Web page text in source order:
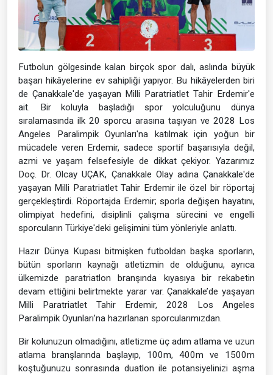
Futbolun gölgesinde kalan birçok spor dalı, aslında büyük
başarı hikâyelerine ev sahipliği yapıyor. Bu hikâyelerden biri
de Çanakkale'de yaşayan Milli Paratriatlet Tahir Erdemir'e
ait. Bir koluyla başladığı spor yolculuğunu dünya
sıralamasında ilk 20 sporcu arasına taşıyan ve 2028 Los
Angeles Paralimpik Oyunları'na katılmak için yoğun bir
mücadele veren Erdemir, sadece sportif başarısıyla değil,
azmi ve yaşam felsefesiyle de dikkat çekiyor. Yazarımız
Doç. Dr. Olcay UÇAK, Çanakkale Olay adına Çanakkale'de
yaşayan Milli Paratriatlet Tahir Erdemir ile özel bir röportaj
gerçekleştirdi. Röportajda Erdemir; sporla değişen hayatını,
olimpiyat hedefini, disiplinli çalışma sürecini ve engelli
sporcuların Türkiye'deki gelişimini tüm yönleriyle anlattı.
Hazır Dünya Kupası bitmişken futboldan başka sporların,
bütün sporların kaynağı atletizmin de olduğunu, ayrıca
ülkemizde paratriatlon branşında kıyasıya bir rekabetin
devam ettiğini belirtmekte yarar var. Çanakkale’de yaşayan
Milli Paratriatlet Tahir Erdemir, 2028 Los Angeles
Paralimpik Oyunları’na hazırlanan sporcularımızdan.
Bir kolunuzun olmadığını, atletizme üç adım atlama ve uzun
atlama branşlarında başlayıp, 100m, 400m ve 1500m
koştuğunuzu sonrasında duatlon ile potansiyelinizi aşma